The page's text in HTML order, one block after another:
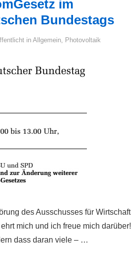
im
Bundestags
in Allgemein, Photovoltaik
des Ausschusses für Wirtschaft
mich und ich freue mich darüber!
dass daran viele – …